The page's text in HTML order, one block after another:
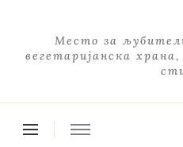
Место за
вегетаријанска